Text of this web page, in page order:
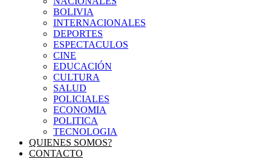
BOLIVIA
INTERNACIONALES
DEPORTES
ESPECTACULOS
CINE
EDUCACIÓN
CULTURA
SALUD
POLICIALES
ECONOMIA
POLITICA
TECNOLOGIA
QUIENES SOMOS?
CONTACTO